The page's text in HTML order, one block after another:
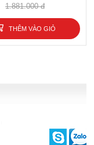
1.881.000 đ
THÊM VÀO GIỎ